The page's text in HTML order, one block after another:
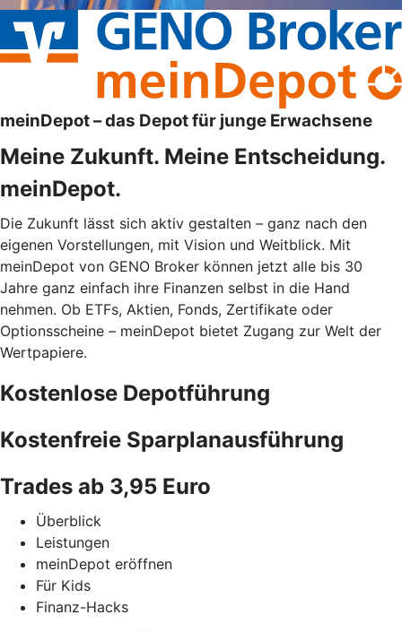
meinDepot – das Depot für junge Erwachsene
Meine Zukunft. Meine Entscheidung.
meinDepot.
Die Zukunft lässt sich aktiv gestalten – ganz nach den
eigenen Vorstellungen, mit Vision und Weitblick. Mit
meinDepot von GENO Broker können jetzt alle bis 30
Jahre ganz einfach ihre Finanzen selbst in die Hand
nehmen. Ob ETFs, Aktien, Fonds, Zertifikate oder
Optionsscheine – meinDepot bietet Zugang zur Welt der
Wertpapiere.
Kostenlose Depotführung
Kostenfreie Sparplanausführung
Trades ab 3,95 Euro
Überblick
Leistungen
meinDepot eröffnen
Für Kids
Finanz-Hacks